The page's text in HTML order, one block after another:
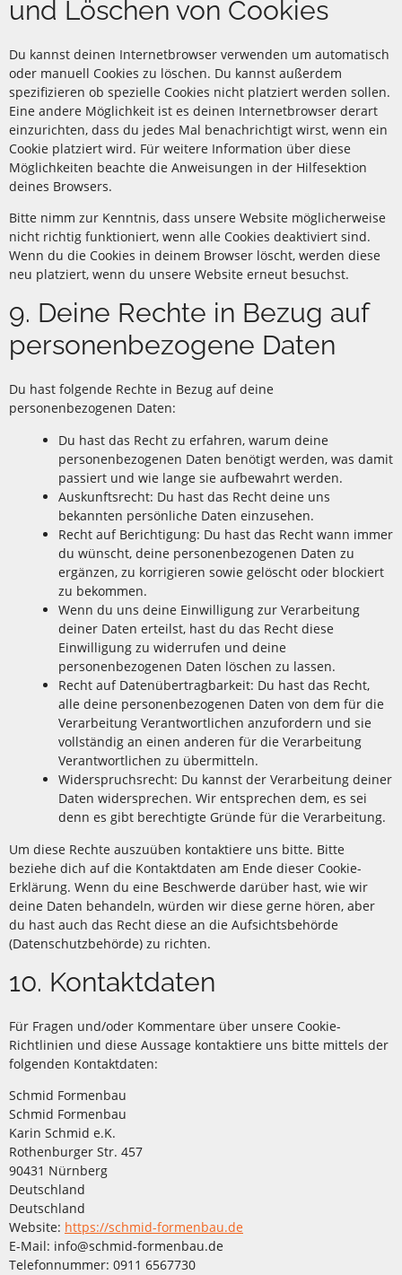
und Löschen von Cookies
Du kannst deinen Internetbrowser verwenden um automatisch
oder manuell Cookies zu löschen. Du kannst außerdem
spezifizieren ob spezielle Cookies nicht platziert werden sollen.
Eine andere Möglichkeit ist es deinen Internetbrowser derart
einzurichten, dass du jedes Mal benachrichtigt wirst, wenn ein
Cookie platziert wird. Für weitere Information über diese
Möglichkeiten beachte die Anweisungen in der Hilfesektion
deines Browsers.
Bitte nimm zur Kenntnis, dass unsere Website möglicherweise
nicht richtig funktioniert, wenn alle Cookies deaktiviert sind.
Wenn du die Cookies in deinem Browser löscht, werden diese
neu platziert, wenn du unsere Website erneut besuchst.
9. Deine Rechte in Bezug auf
personenbezogene Daten
Du hast folgende Rechte in Bezug auf deine
personenbezogenen Daten:
Du hast das Recht zu erfahren, warum deine
personenbezogenen Daten benötigt werden, was damit
passiert und wie lange sie aufbewahrt werden.
Auskunftsrecht: Du hast das Recht deine uns
bekannten persönliche Daten einzusehen.
Recht auf Berichtigung: Du hast das Recht wann immer
du wünscht, deine personenbezogenen Daten zu
ergänzen, zu korrigieren sowie gelöscht oder blockiert
zu bekommen.
Wenn du uns deine Einwilligung zur Verarbeitung
deiner Daten erteilst, hast du das Recht diese
Einwilligung zu widerrufen und deine
personenbezogenen Daten löschen zu lassen.
Recht auf Datenübertragbarkeit: Du hast das Recht,
alle deine personenbezogenen Daten von dem für die
Verarbeitung Verantwortlichen anzufordern und sie
vollständig an einen anderen für die Verarbeitung
Verantwortlichen zu übermitteln.
Widerspruchsrecht: Du kannst der Verarbeitung deiner
Daten widersprechen. Wir entsprechen dem, es sei
denn es gibt berechtigte Gründe für die Verarbeitung.
Um diese Rechte auszuüben kontaktiere uns bitte. Bitte
beziehe dich auf die Kontaktdaten am Ende dieser Cookie-
Erklärung. Wenn du eine Beschwerde darüber hast, wie wir
deine Daten behandeln, würden wir diese gerne hören, aber
du hast auch das Recht diese an die Aufsichtsbehörde
(Datenschutzbehörde) zu richten.
10. Kontaktdaten
Für Fragen und/oder Kommentare über unsere Cookie-
Richtlinien und diese Aussage kontaktiere uns bitte mittels der
folgenden Kontaktdaten:
Schmid Formenbau
Schmid Formenbau
Karin Schmid e.K.
Rothenburger Str. 457
90431 Nürnberg
Deutschland
Deutschland
Website: https://schmid-formenbau.de
E-Mail: info@schmid-formenbau.de
Telefonnummer: 0911 6567730